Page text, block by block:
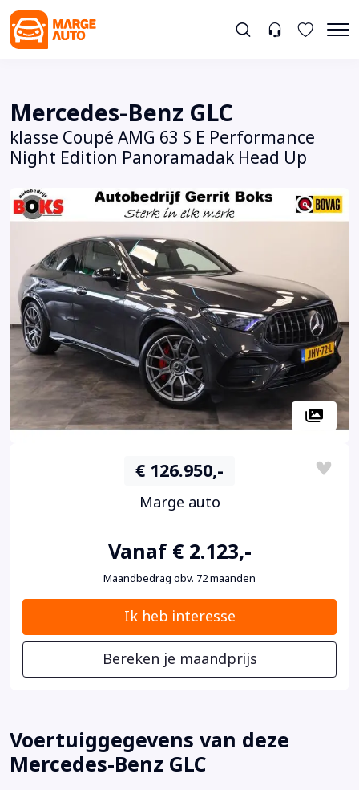
Mercedes-Benz GLC
klasse Coupé AMG 63 S E Performance
Night Edition Panoramadak Head Up
€ 126.950,-
Marge auto
Vanaf € 2.123,-
Maandbedrag obv. 72 maanden
Ik heb interesse
Bereken je maandprijs
Voertuiggegevens van deze
Mercedes-Benz GLC